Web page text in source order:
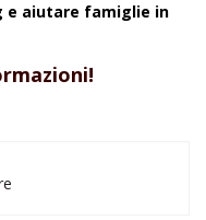
e aiutare famiglie in